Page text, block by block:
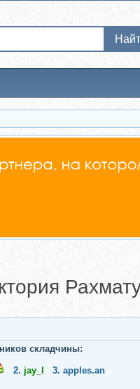
складчины:
2. jay_l 3. apples.an